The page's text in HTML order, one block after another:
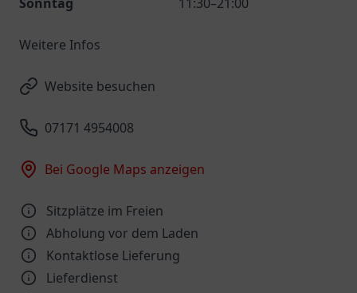
Weitere Infos
Website besuchen
07171 4954008
Bei Google Maps anzeigen
Sitzplätze im Freien
Abholung vor dem Laden
Kontaktlose Lieferung
Lieferdienst